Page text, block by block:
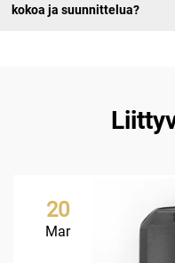
kokoa ja suunnittelua?
20
Mar